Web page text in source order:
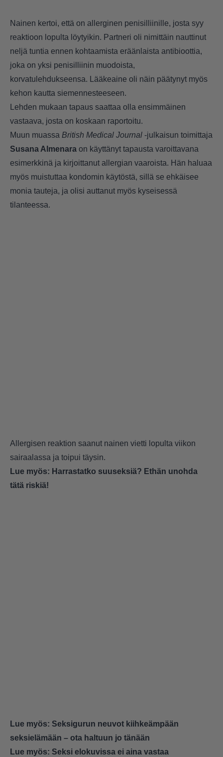
Nainen kertoi, että on allerginen penisilliinille, josta syy
reaktioon lopulta löytyikin. Partneri oli nimittäin nauttinut
neljä tuntia ennen kohtaamista eräänlaista antibioottia,
joka on yksi penisilliinin muodoista,
korvatulehdukseensa. Lääkeaine oli näin päätynyt myös
kehon kautta siemennesteeseen.
Lehden mukaan tapaus saattaa olla ensimmäinen
vastaava, josta on koskaan raportoitu.
Muun muassa British Medical Journal -julkaisun toimittaja
Susana Almenara on käyttänyt tapausta varoittavana
esimerkkinä ja kirjoittanut allergian vaaroista. Hän haluaa
myös muistuttaa kondomin käytöstä, sillä se ehkäisee
monia tauteja, ja olisi auttanut myös kyseisessä
tilanteessa.
Allergisen reaktion saanut nainen vietti lopulta viikon
sairaalassa ja toipui täysin.
Lue myös: Harrastatko suuseksiä? Ethän unohda
tätä riskiä!
Lue myös: Seksigurun neuvot kiihkeämpään
seksielämään – ota haltuun jo tänään
Lue myös: Seksi elokuvissa ei aina vastaa